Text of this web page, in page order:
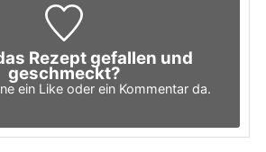
Rezept gefallen und
geschmeckt?
ein Like oder ein Kommentar da.